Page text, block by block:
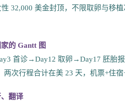
32,000 美金封顶，不限取卵与移
的 Gantt 图
首诊→Day12 取卵→Day17 胚胎
次行程合计在美 23 天，机票+住宿
翻译